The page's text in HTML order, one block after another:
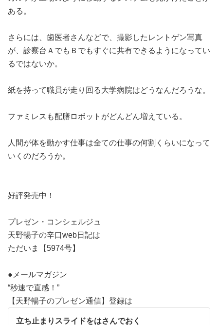
ある。
さらには、歯医者さんなどで、撮影したレントゲン写真
が、診察台ＡでもＢでもすぐに共有できるようになってい
るではないか。
紙を持って職員が走り回る大学病院はどうなんだろうな。
ファミレスも配膳ロボットがどんどん増えている。
人間が体を動かす仕事は全ての仕事の何割くらいになって
いくのだろうか。
好評発売中！
プレゼン・コンシェルジュ
天野暢子の辛口web日記は
ただいま【5974号】
●メールマガジン
“秒速で直感！”
【天野暢子のプレゼン通信】登録は
立ち止まりスライドをはさんでおく